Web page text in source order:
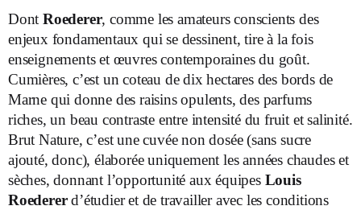
Dont Roederer, comme les amateurs conscients des
enjeux fondamentaux qui se dessinent, tire à la fois
enseignements et œuvres contemporaines du goût.
Cumières, c’est un coteau de dix hectares des bords de
Marne qui donne des raisins opulents, des parfums
riches, un beau contraste entre intensité du fruit et salinité.
Brut Nature, c’est une cuvée non dosée (sans sucre
ajouté, donc), élaborée uniquement les années chaudes et
sèches, donnant l’opportunité aux équipes Louis
Roedererd’étudier et de travailler avec les conditions